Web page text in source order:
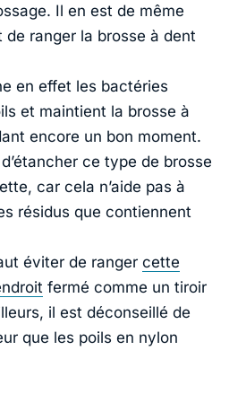
Il en est de même
ranger la brosse à dent
en effet les bactéries
et maintient la brosse à
encore un bon moment.
ce type de brosse
car cela n’aide pas à
résidus que contiennent
éviter de ranger cette
fermé comme un tiroir
il est déconseillé de
que les poils en nylon